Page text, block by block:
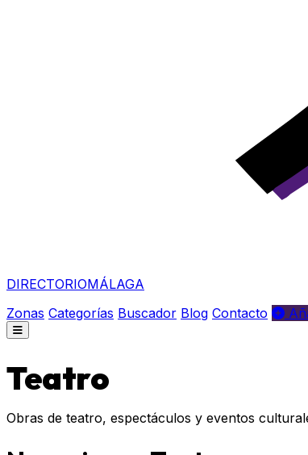
DIRECTORIOMÁLAGA
Zonas Categorías Buscador Blog Contacto
Teatro
Obras de teatro, espectáculos y eventos